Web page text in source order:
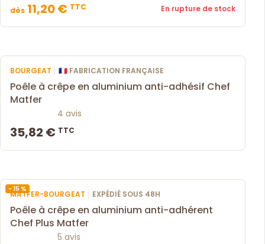
dès 11,20 € TTC En rupture de stock
BOURGEAT | 🇫🇷 FABRICATION FRANÇAISE
Poêle à crêpe en aluminium anti-adhésif Chef
Matfer
4 avis
35,82 € TTC
- 15 %
MATFER-BOURGEAT | EXPÉDIÉ SOUS 48H
Poêle à crêpe en aluminium anti-adhérent
Chef Plus Matfer
5 avis